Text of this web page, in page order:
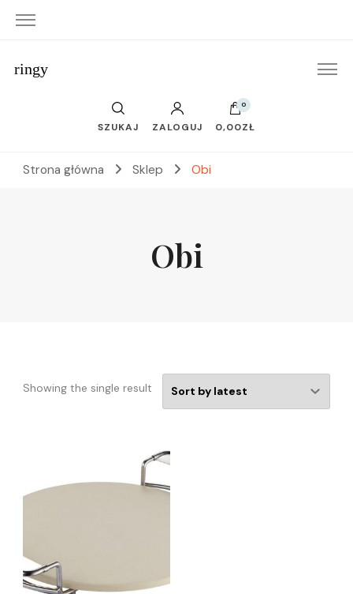
ringy
SZUKAJ ZALOGUJ
0
0,00ZŁ
Strona główna Sklep Obi
Obi
Showing the single result